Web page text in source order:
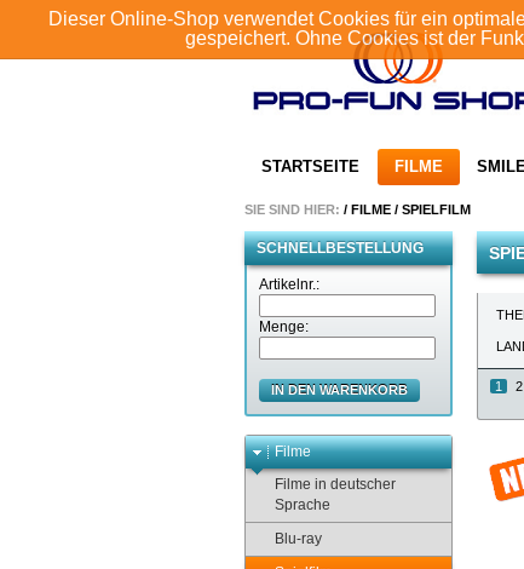
Dieser Online-Shop verwendet Cookies für ein
gespeichert. Ohne Cookies ist der
STARTSEITE FILME
SIE SIND HIER: / FILME / SPIELFILM
SCHNELLBESTELLUNG
Artikelnr.:
Menge:
IN DEN WARENKORB
Filme
Filme in deutscher
Sprache
Blu-ray
1 2